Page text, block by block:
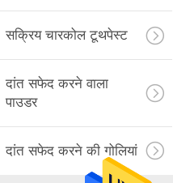
सक्रिय चारकोल टूथपेस्ट
दांत सफेद करने वाला
पाउडर
दांत सफेद करने की गोलियां